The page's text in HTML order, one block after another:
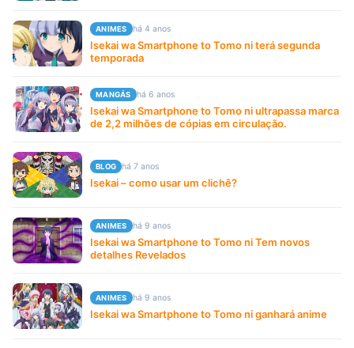
ANIMES há 4 anos
Isekai wa Smartphone to Tomo ni terá segunda
temporada
MANGÁS há 6 anos
Isekai wa Smartphone to Tomo ni ultrapassa marca
de 2,2 milhões de cópias em circulação.
BLOG há 7 anos
Isekai – como usar um clichê?
ANIMES há 9 anos
Isekai wa Smartphone to Tomo ni Tem novos
detalhes Revelados
ANIMES há 9 anos
Isekai wa Smartphone to Tomo ni ganhará anime